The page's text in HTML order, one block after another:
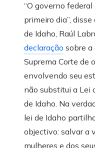
“O governo federal
primeiro dia”,
de Idaho, Raúl
declaração sobre a
Suprema Corte de
envolvendo seu
não substitui a Lei
de Idaho. Na
lei de Idaho
objectivo: salvar a
mulheres e dos